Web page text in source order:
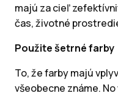
majú za cieľ
čas, životné
Použite šetrné farby
To, že farby majú
všeobecne známe.